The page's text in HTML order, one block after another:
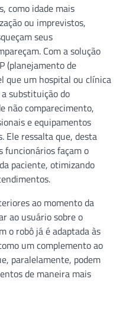
como idade mais
ou imprevistos,
seus
Com a solução
(planejamento de
que um hospital ou clínica
substituição do
não comparecimento,
e equipamentos
Ele ressalta que, desta
funcionários façam o
paciente, otimizando
ao momento da
ao usuário sobre o
o robô já é adaptada às
um complemento ao
paralelamente, podem
de maneira mais